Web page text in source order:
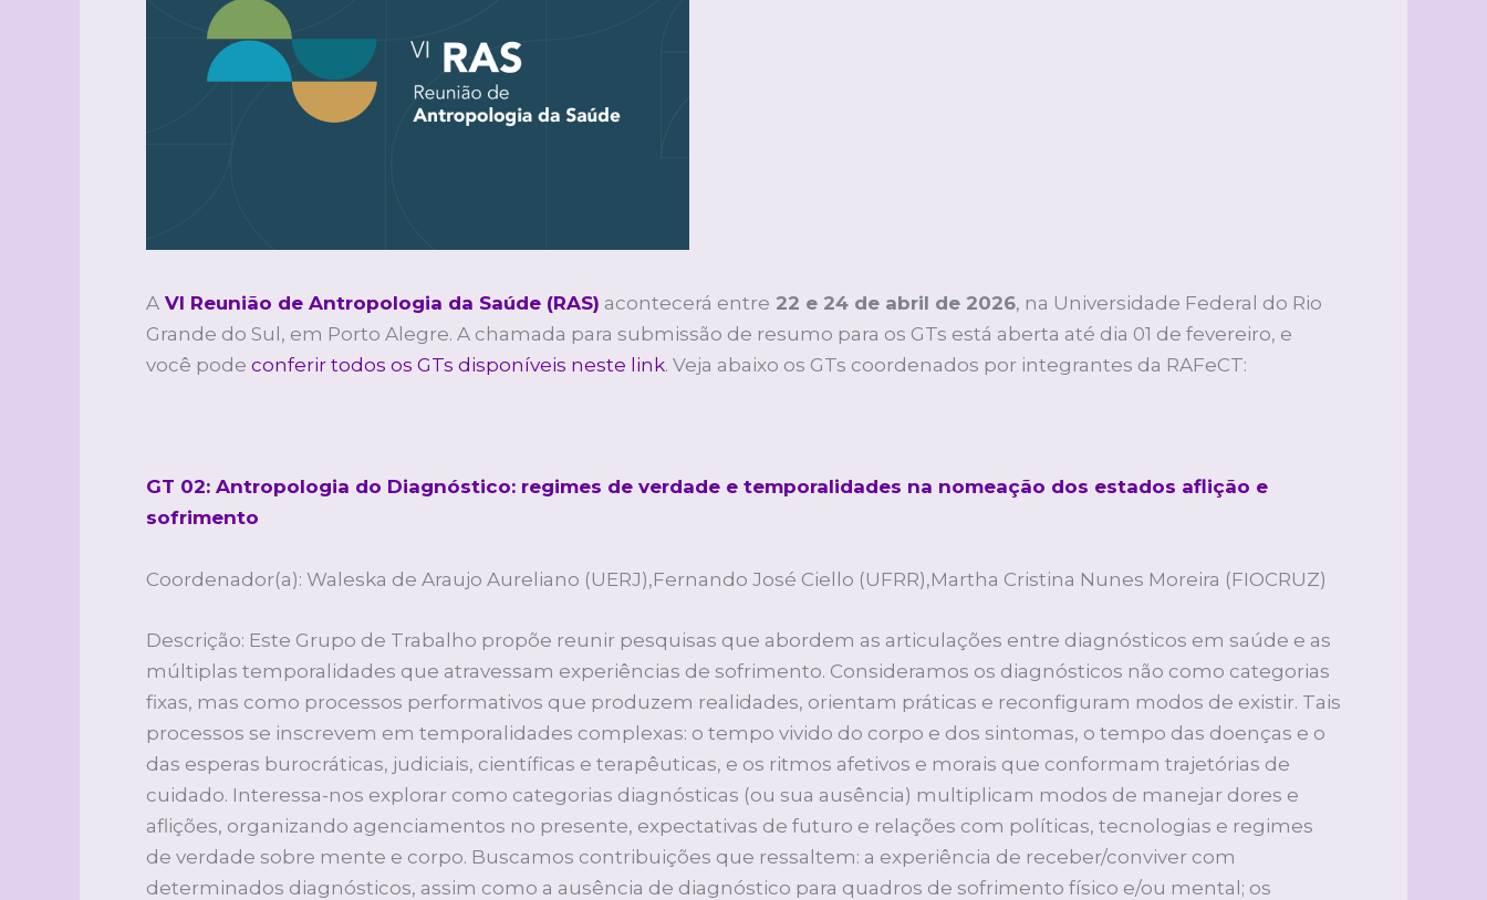
A VI Reunião de Antropologia da Saúde (RAS) acontecerá entre 22 e 24 de abril de 2026, na Universidade Federal do Rio
Grande do Sul, em Porto Alegre. A chamada para submissão de resumo para os GTs está aberta até dia 01 de fevereiro, e
você pode conferir todos os GTs disponíveis neste link. Veja abaixo os GTs coordenados por integrantes da RAFeCT:
GT 02: Antropologia do Diagnóstico: regimes de verdade e temporalidades na nomeação dos estados aflição e
sofrimento
Coordenador(a): Waleska de Araujo Aureliano (UERJ),Fernando José Ciello (UFRR),Martha Cristina Nunes Moreira (FIOCRUZ)
Descrição: Este Grupo de Trabalho propõe reunir pesquisas que abordem as articulações entre diagnósticos em saúde e as
múltiplas temporalidades que atravessam experiências de sofrimento. Consideramos os diagnósticos não como categorias
fixas, mas como processos performativos que produzem realidades, orientam práticas e reconfiguram modos de existir. Tais
processos se inscrevem em temporalidades complexas: o tempo vivido do corpo e dos sintomas, o tempo das doenças e o
das esperas burocráticas, judiciais, científicas e terapêuticas, e os ritmos afetivos e morais que conformam trajetórias de
cuidado. Interessa-nos explorar como categorias diagnósticas (ou sua ausência) multiplicam modos de manejar dores e
aflições, organizando agenciamentos no presente, expectativas de futuro e relações com políticas, tecnologias e regimes
de verdade sobre mente e corpo. Buscamos contribuições que ressaltem: a experiência de receber/conviver com
determinados diagnósticos, assim como a ausência de diagnóstico para quadros de sofrimento físico e/ou mental; os